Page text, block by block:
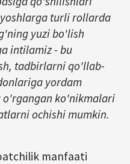
turli rollarda
yuzi bo'lish
intilamiz - bu
tadbirlarni qo'llab-
yordam
o'rgangan ko'nikmalari
ochishi mumkin.
manfaati